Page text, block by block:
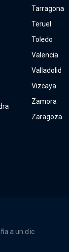
Tarragona
Teruel
Toledo
Valencia
Valladolid
Vizcaya
Zamora
Zaragoza
a un clic